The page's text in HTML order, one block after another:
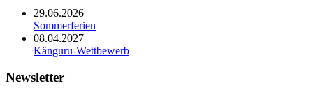
29.06.2026
Sommerferien
08.04.2027
Känguru-Wettbewerb
Newsletter